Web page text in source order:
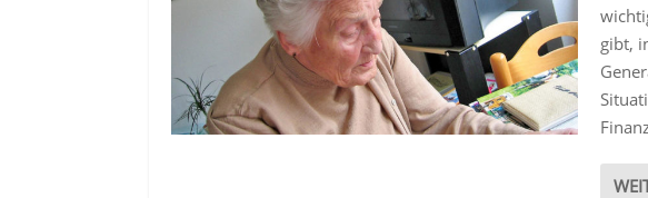
gibt,